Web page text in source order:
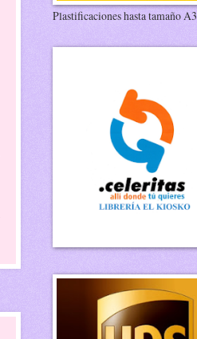
Plastificaciones hasta tamaño A3